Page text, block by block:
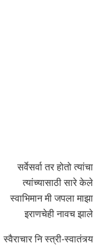
सर्वेसर्वा तर होतो त्यांचा
त्यांच्यासाठी सारे केले
स्वाभिमान मी जपला माझा
इराणचेही नावच झाले
स्वैराचार नि स्त्री-स्वातंत्र्य